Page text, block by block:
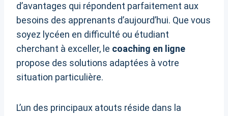
d’avantages qui répondent parfaitement aux
besoins des apprenants d’aujourd’hui. Que vous
soyez lycéen en difficulté ou étudiant
cherchant à exceller, le coaching en ligne
propose des solutions adaptées à votre
situation particulière.
L’un des principaux atouts réside dans la